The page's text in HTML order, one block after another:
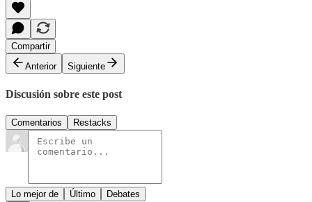
Compartir
Anterior
Siguiente
Discusión sobre este post
Comentarios Restacks
Lo mejor de Último Debates